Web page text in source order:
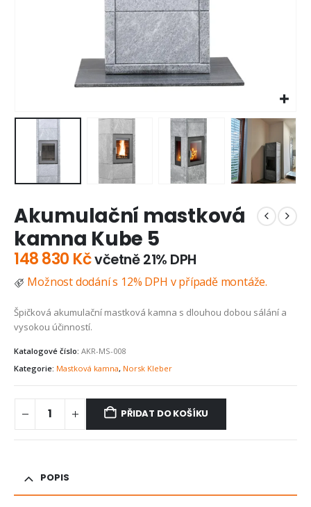
Akumulační mastková
kamna Kube 5
148 830 Kčvčetně 21% DPH
Možnost dodání s 12% DPH v případě montáže.
Špičková akumulační mastková kamna s dlouhou dobou sálání a
vysokou účinností.
Katalogové číslo: AKR-MS-008
Kategorie: Mastková kamna, Norsk Kleber
PŘIDAT DO KOŠÍKU
POPIS